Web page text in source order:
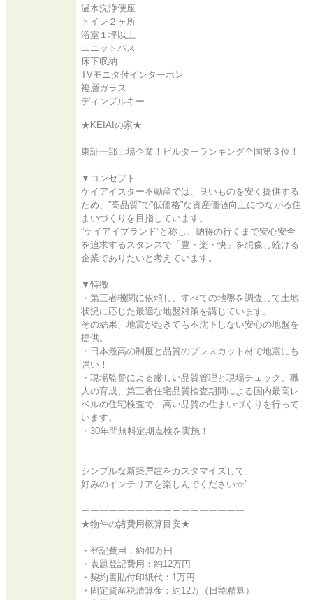
温水洗浄便座
トイレ２ヶ所
浴室１坪以上
ユニットバス
床下収納
TVモニタ付インターホン
複層ガラス
ディンプルキー
★KEIAIの家★
東証一部上場企業！ビルダーランキング全国第３位！
▼コンセプト
ケイアイスター不動産では、良いものを安く提供する
ため、”高品質”で”低価格”な資産価値向上につながる住
まいづくりを目指しています。
”ケイアイブランド”と称し、納得の行くまで安心安全
を追求するスタンスで「豊・楽・快」を想像し続ける
企業でありたいと考えています。
▼特徴
・第三者機関に依頼し、すべての地盤を調査して土地
状況に応じた最適な地盤対策を講じています。
その結果、地震が起きても不沈下しない安心の地盤を
提供。
・日本最高の制度と品質のプレスカット材で地震にも
強い！
・現場監督による厳しい品質管理と現場チェック、職
人の育成、第三者住宅品質検査期間による国内最高レ
ベルの住宅検査で、高い品質の住まいづくりを行って
います。
・30年間無料定期点検を実施！
シンプルな新築戸建をカスタマイズして
好みのインテリアを楽しんでください☆”
ーーーーーーーーーーーーーーーーーー
★物件の諸費用概算目安★
・登記費用：約40万円
・表題登記費用：約12万円
・契約書貼付印紙代：1万円
・固定資産税清算金：約12万（日割精算）